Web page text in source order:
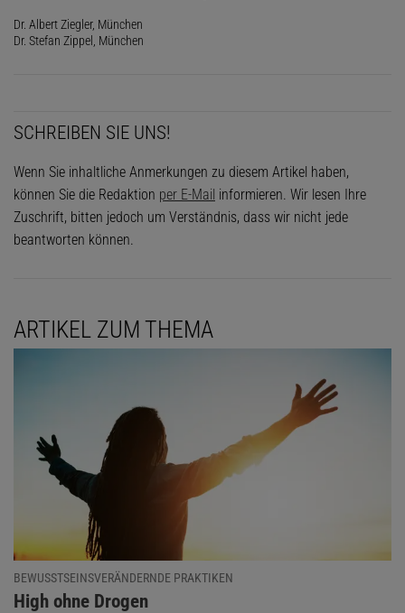
Dr. Albert Ziegler, München
Dr. Stefan Zippel, München
SCHREIBEN SIE UNS!
Wenn Sie inhaltliche Anmerkungen zu diesem Artikel haben,
können Sie die Redaktion per E-Mail informieren. Wir lesen Ihre
Zuschrift, bitten jedoch um Verständnis, dass wir nicht jede
beantworten können.
ARTIKEL ZUM THEMA
BEWUSSTSEINSVERÄNDERNDE PRAKTIKEN
:
High ohne Drogen